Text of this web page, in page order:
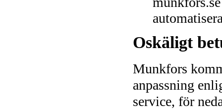
Oskäligt
Munkfors
anpassning
service, för